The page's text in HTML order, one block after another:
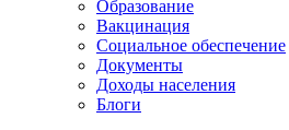
Образование
Вакцинация
Социальное обеспечение
Документы
Доходы населения
Блоги